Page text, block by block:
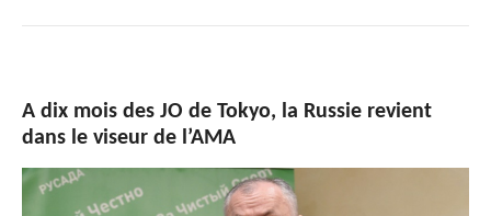
A dix mois des JO de Tokyo, la Russie revient
dans le viseur de l’AMA